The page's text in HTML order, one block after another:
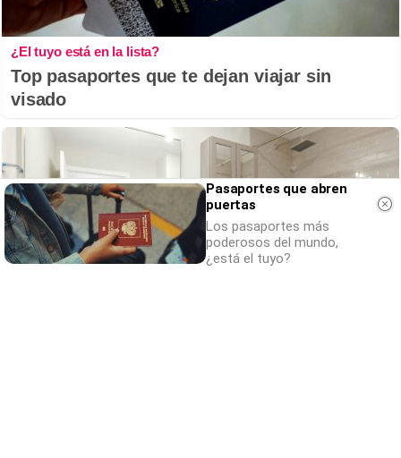
¿El tuyo está en la lista?
Top pasaportes que te dejan viajar sin
visado
Pasaportes que abren
puertas
Los pasaportes más
poderosos del mundo,
¿está el tuyo?